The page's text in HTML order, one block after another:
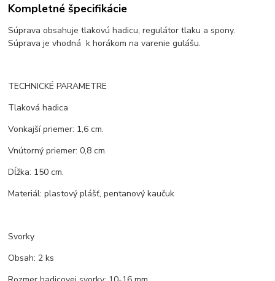
Kompletné špecifikácie
Súprava obsahuje tlakovú hadicu, regulátor tlaku a spony.
Súprava je vhodná k horákom na varenie gulášu.
TECHNICKÉ PARAMETRE
Tlaková hadica
Vonkajší priemer: 1,6 cm.
Vnútorný priemer: 0,8 cm.
Dĺžka: 150 cm.
Materiál: plastový plášť, pentanový kaučuk
Svorky
Obsah: 2 ks